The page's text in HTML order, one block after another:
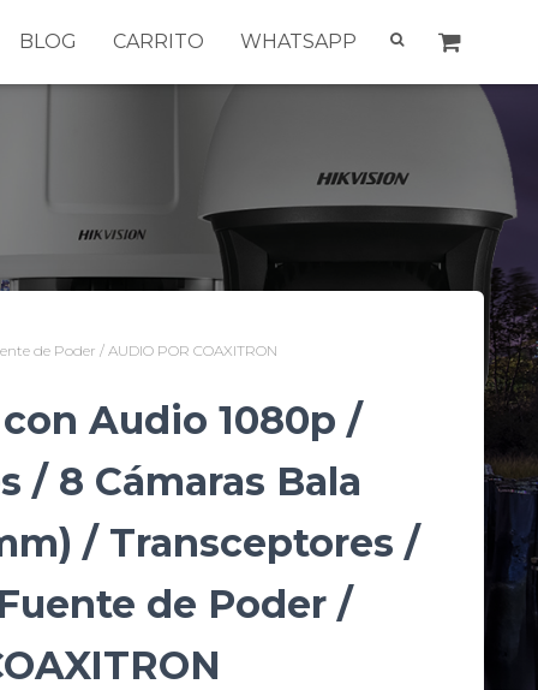
BLOG CARRITO WHATSAPP
de Poder / AUDIO POR COAXITRON
Audio 1080p /
/ 8 Cámaras Bala
/ Transceptores /
de Poder /